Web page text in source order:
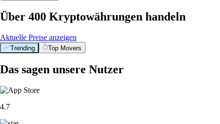
Über 400 Kryptowährungen handeln
Aktuelle Preise anzeigen
Trending Top Movers
Das sagen unsere Nutzer
4.7